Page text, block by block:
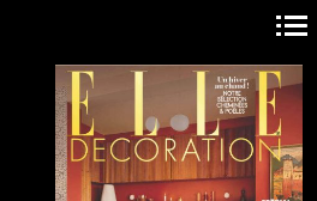
Navigation
principale